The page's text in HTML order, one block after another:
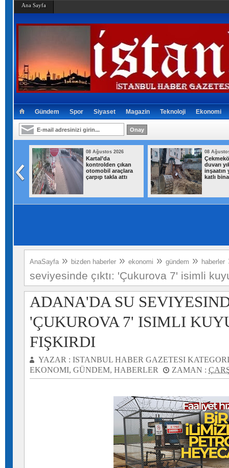
Ana Sayfa
Gündem Spor Siyaset Magazin Teknoloji Ekonomi
08 Ağustos 2026
Kartal’da
kontrolden çıkan
otomobil araçlara
çarpıp takla attı
08
duvarı
inşaatın
katlı
AnaSayfa » bizden haberler » ekonomi » gündem » haberler
seviyesinde çıktı: 'Çukurova 7' isimli
ADANA'DA SU
'ÇUKUROVA 7' ISIMLI
FIŞKIRDI
YAZAR : ISTANBUL HABER GAZETESI
EKONOMI, GÜNDEM, HABERLER ZAMAN :